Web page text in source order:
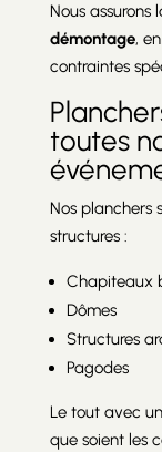
Nous assurons
démontage,
contraintes
toutes
Nos planchers
structures :
Chapiteaux
Dômes
Structures
Pagodes
Le tout avec un
que soient les